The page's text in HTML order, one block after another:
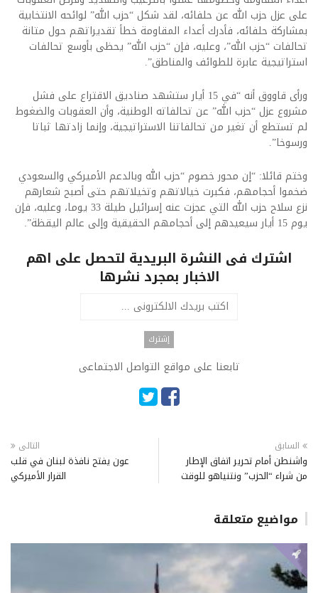
على عزل حزب الله عن حلفائه، لقد شكل “حزب الله” لوائحه الانتخابية
بمشاركة حلفائه، فأدرك أعداء المقاومة خطأ تقديراتهم حول متانة
تحالفات “حزب الله”، وعليه، فإن “حزب الله” يحظى بأوسع تحالفات
استراتيجية عابرة للطوائف والمناطق”.
ورأى قاووق أنه “في 15 أيار ستشهد صناديق الاقتراع على فشل
مشروع عزل “حزب الله” عن تحالفاته الوطنية، وأن العقوبات والضغوط
لم تستطع أن تغير من تحالفاتنا الاستراتيجية، وإنما زادتها ثباتا
ورسوخا”.
وختم قائلا: “إن محور خصوم “حزب الله وبالدعم الأميركي والسعودي
ضخموا أحجامهم، فكبرت خيالاتهم وتخيلاتهم حتى أصبح شعارهم
نزع سلاح حزب الله التي عجزت عنه إسرائيل طيلة 33 يوما، وعليه، فإن
يوم 15 أيار سيعيدهم إلى أحجامهم الحقيقية وإلى عالم اليقظة”.
اشترك فى النشرة البريدية لتحصل على اهم
الاخبار بمجرد نشرها
تابعنا على مواقع التواصل الاجتماعى
السابق
واشنطن أمام تحرير اتفاق الإطار
من شراء “الحزب” ونتنياهو للوقت
التالى
عون يفتح نافذة لبنان في قلب
القرار الأميركي
مواضيع متعلقة